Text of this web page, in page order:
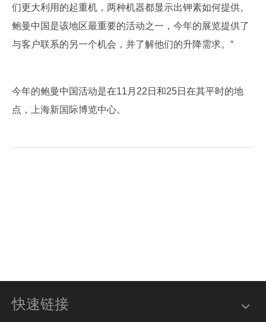
们更大利用的起重机，两种机器都显示出钾素如何提供。
鲍曼中国是该地区最重要的活动之一，今年的展览提供了
与客户联系的另一个机会，并了解他们的升降需求。“
今年的鲍曼中国活动是在11月22日和25日在其平时的地
点，上海新国际博览中心。
快速链接